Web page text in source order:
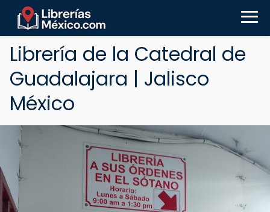
Librería de la Catedral de
Guadalajara | Jalisco
México